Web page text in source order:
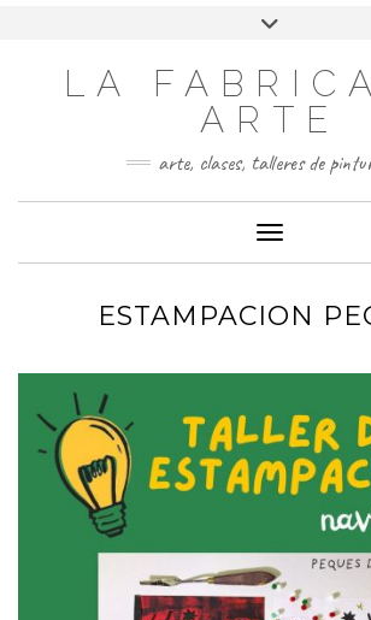
LA
ARTE
arte, clases, talleres de
Cambiar
ESTAMPACION